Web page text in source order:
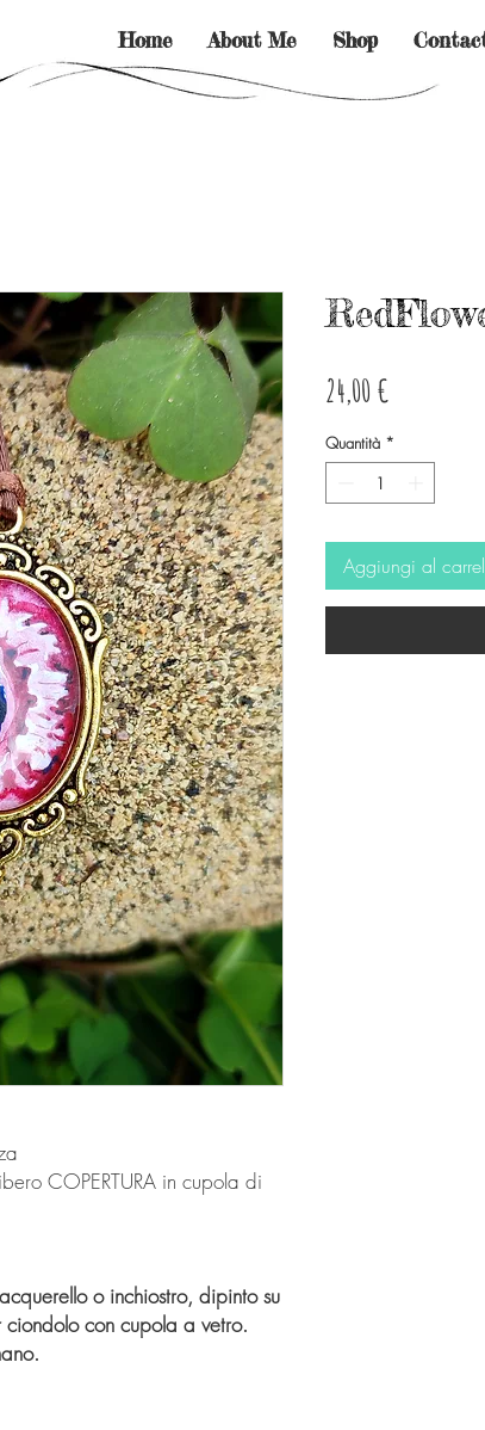
Home About Me Shop
COPERTURA in cupola di
o inchiostro, dipinto su
con cupola a vetro.
24,00 €
Quantità *
Aggiungi al